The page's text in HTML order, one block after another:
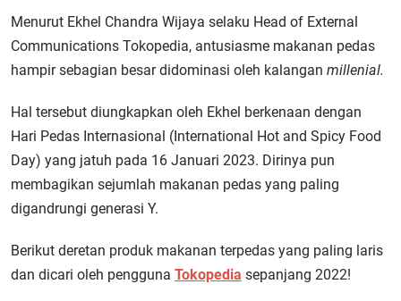
Menurut Ekhel Chandra Wijaya selaku Head of External
Communications Tokopedia, antusiasme makanan pedas
hampir sebagian besar didominasi oleh kalangan millenial.
Hal tersebut diungkapkan oleh Ekhel berkenaan dengan
Hari Pedas Internasional (International Hot and Spicy Food
Day) yang jatuh pada 16 Januari 2023. Dirinya pun
membagikan sejumlah makanan pedas yang paling
digandrungi generasi Y.
Berikut deretan produk makanan terpedas yang paling laris
dan dicari oleh pengguna Tokopedia sepanjang 2022!